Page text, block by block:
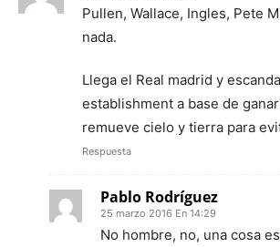
Pullen, Wallace, Ingles, Pete
nada.
Llega el Real madrid y
establishment a base de
remueve cielo y tierra para
Respuesta
Pablo Rodríguez
25 marzo 2016 En 14:29
No hombre, no, una cosa